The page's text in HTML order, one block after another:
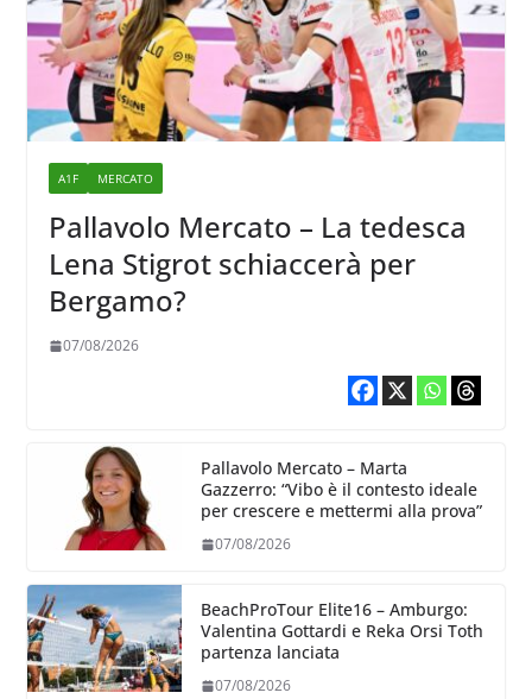
A1F MERCATO
Pallavolo Mercato – La tedesca
Lena Stigrot schiaccerà per
Bergamo?
07/08/2026
Pallavolo Mercato – Marta
Gazzerro: “Vibo è il contesto ideale
per crescere e mettermi alla prova”
07/08/2026
BeachProTour Elite16 – Amburgo:
Valentina Gottardi e Reka Orsi Toth
partenza lanciata
07/08/2026